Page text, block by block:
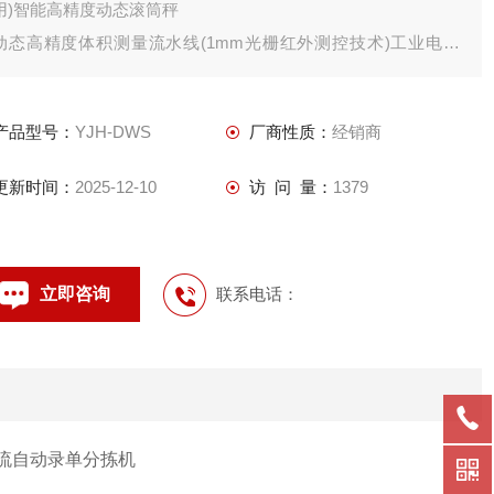
)智能高精度动态滚筒秤
态高精度体积测量流水线(1mm光栅红外测控技术)工业电脑
像取证拍照软件(彩色水印+图片存档+条码图)DWS配套软件
品型号： YJH-DWS 厂商性质： 经销商
新时间： 2025-12-10 访 问 量： 1379
立即咨询 联系电话：